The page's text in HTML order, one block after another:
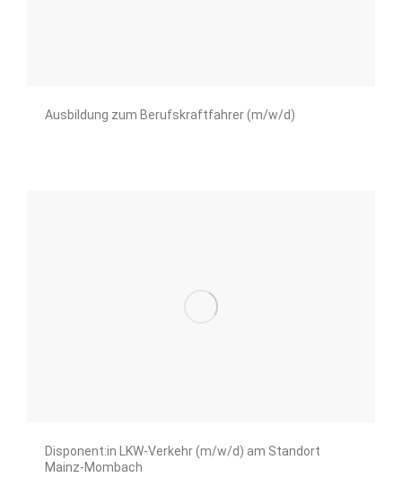
Ausbildung zum Berufskraftfahrer (m/w/d)
Disponent:in LKW-Verkehr (m/w/d) am Standort
Mainz-Mombach